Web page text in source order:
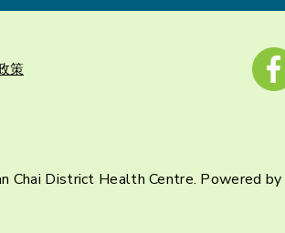
策
Chai District Health Centre. Powered by